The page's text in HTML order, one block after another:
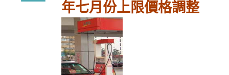
年七月份上限價格調整